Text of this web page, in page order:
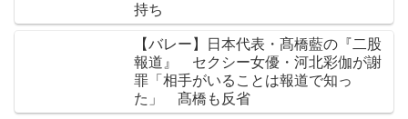
持ち
【バレー】日本代表・髙橋藍の『二股
報道』 セクシー女優・河北彩伽が謝
罪「相手がいることは報道で知っ
た」 髙橋も反省